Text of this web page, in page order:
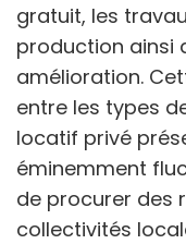
gratuit, les
production ainsi
amélioration.
entre les types
locatif privé
éminemment
de procurer des
collectivités